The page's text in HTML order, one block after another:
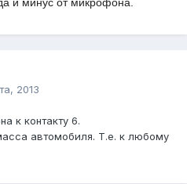
и минус от микрофона.
2013
к контакту 6.
автомобиля. Т.е. к любому